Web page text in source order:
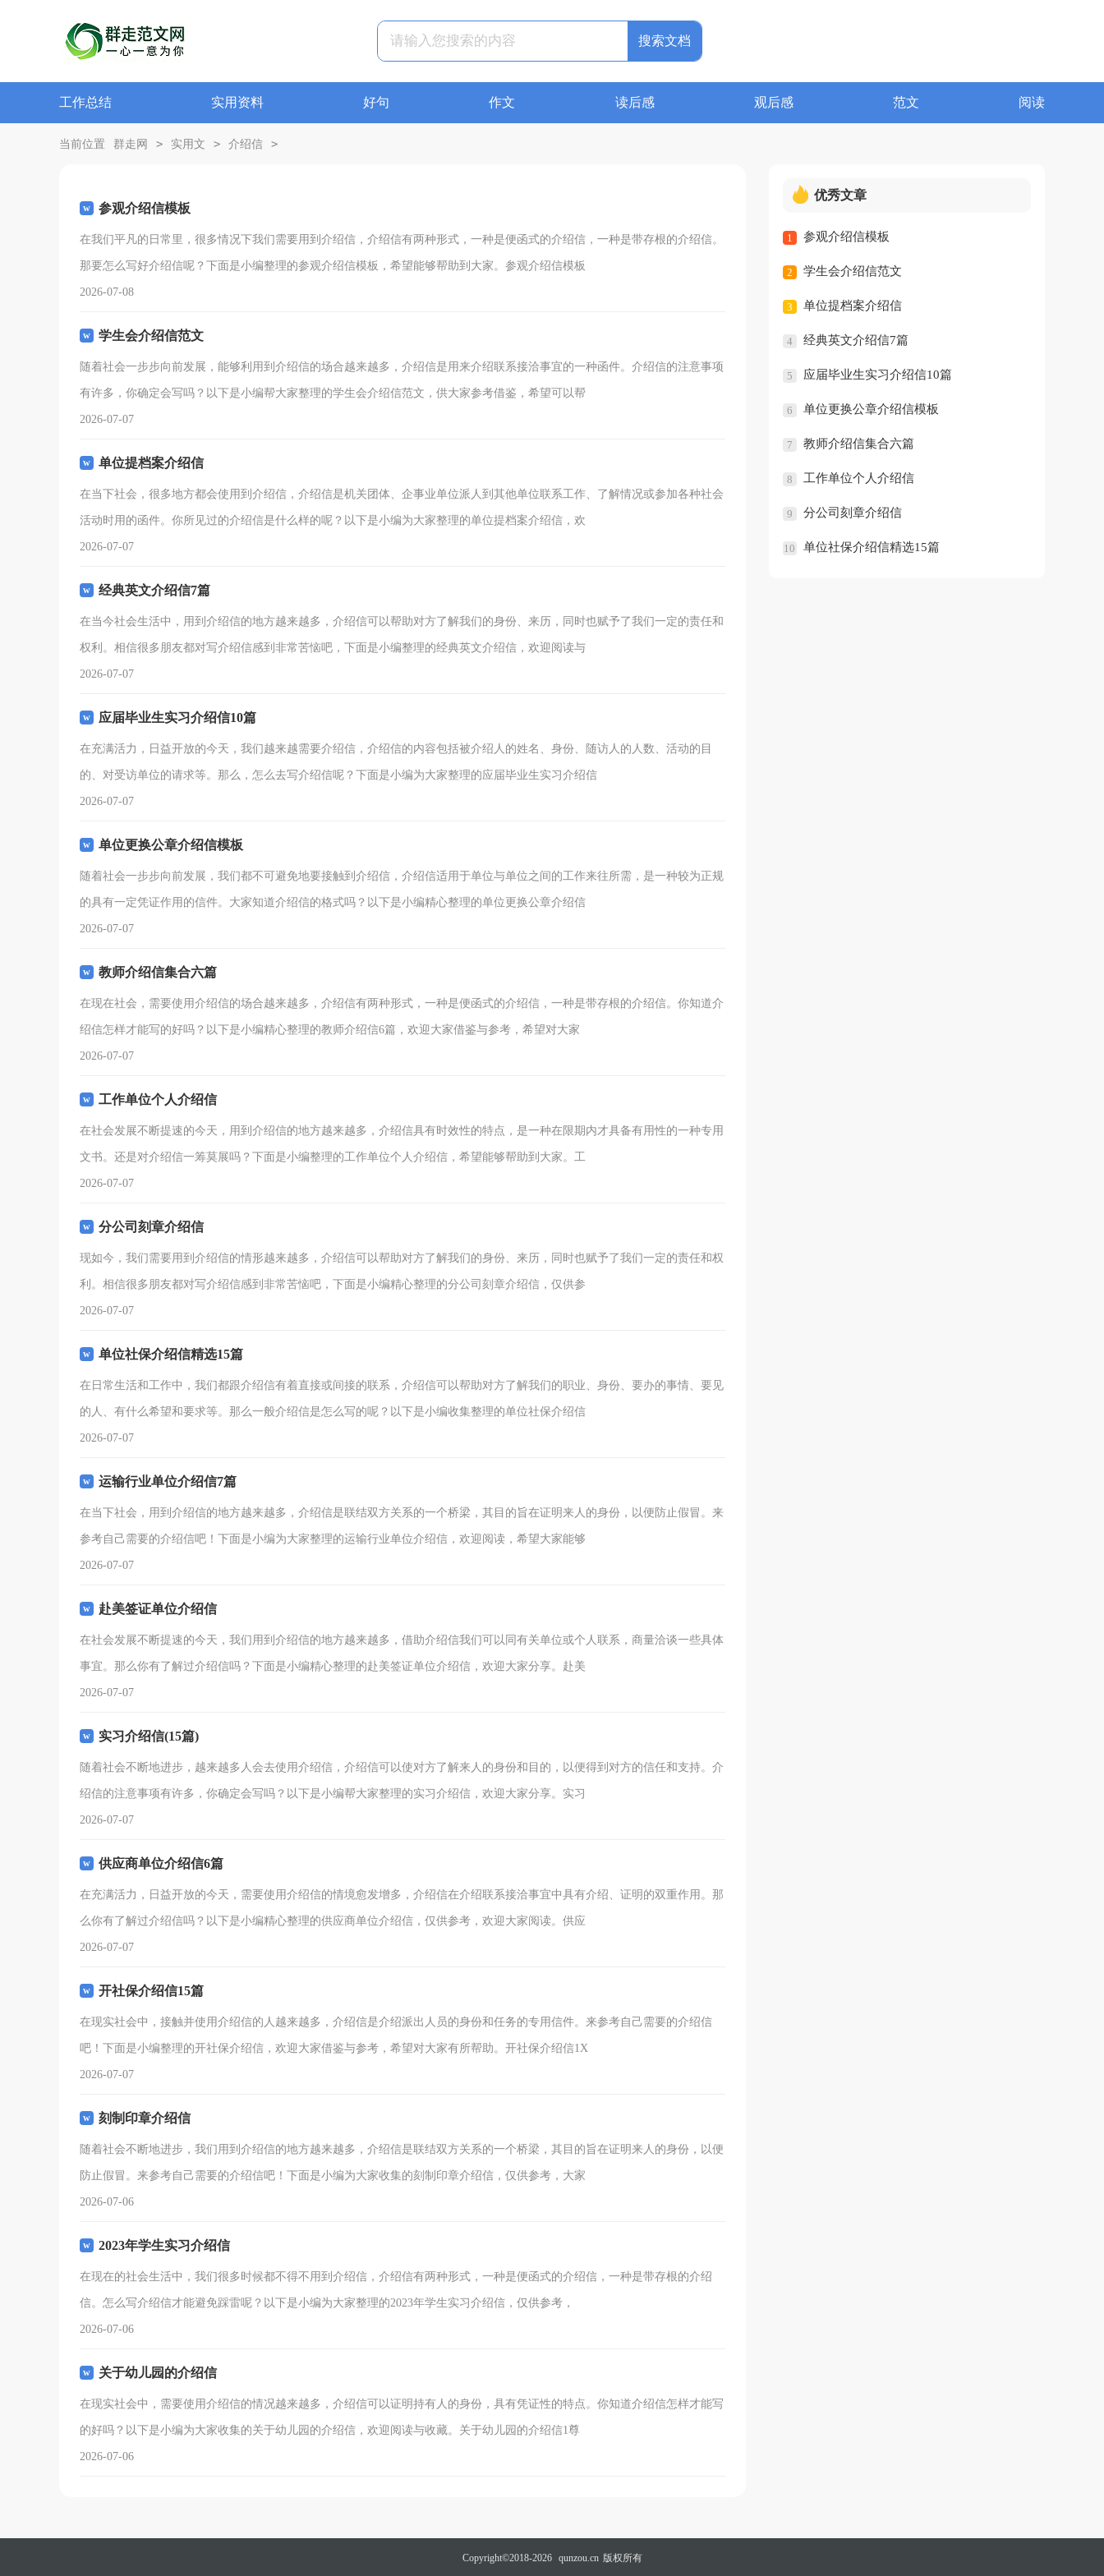
搜索文档
工作总结 实用资料 好句 作文 读后感 观后感 范文 阅读
当前位置 群走网 > 实用文 > 介绍信 >
参观介绍信模板
在我们平凡的日常里，很多情况下我们需要用到介绍信，介绍信有两种形式，一种是便函式的介绍信，一种是带存根的介绍信。
那要怎么写好介绍信呢？下面是小编整理的参观介绍信模板，希望能够帮助到大家。参观介绍信模板
2026-07-08
学生会介绍信范文
随着社会一步步向前发展，能够利用到介绍信的场合越来越多，介绍信是用来介绍联系接洽事宜的一种函件。介绍信的注意事项
有许多，你确定会写吗？以下是小编帮大家整理的学生会介绍信范文，供大家参考借鉴，希望可以帮
2026-07-07
单位提档案介绍信
在当下社会，很多地方都会使用到介绍信，介绍信是机关团体、企事业单位派人到其他单位联系工作、了解情况或参加各种社会
活动时用的函件。你所见过的介绍信是什么样的呢？以下是小编为大家整理的单位提档案介绍信，欢
2026-07-07
经典英文介绍信7篇
在当今社会生活中，用到介绍信的地方越来越多，介绍信可以帮助对方了解我们的身份、来历，同时也赋予了我们一定的责任和
权利。相信很多朋友都对写介绍信感到非常苦恼吧，下面是小编整理的经典英文介绍信，欢迎阅读与
2026-07-07
应届毕业生实习介绍信10篇
在充满活力，日益开放的今天，我们越来越需要介绍信，介绍信的内容包括被介绍人的姓名、身份、随访人的人数、活动的目
的、对受访单位的请求等。那么，怎么去写介绍信呢？下面是小编为大家整理的应届毕业生实习介绍信
2026-07-07
单位更换公章介绍信模板
随着社会一步步向前发展，我们都不可避免地要接触到介绍信，介绍信适用于单位与单位之间的工作来往所需，是一种较为正规
的具有一定凭证作用的信件。大家知道介绍信的格式吗？以下是小编精心整理的单位更换公章介绍信
2026-07-07
教师介绍信集合六篇
在现在社会，需要使用介绍信的场合越来越多，介绍信有两种形式，一种是便函式的介绍信，一种是带存根的介绍信。你知道介
绍信怎样才能写的好吗？以下是小编精心整理的教师介绍信6篇，欢迎大家借鉴与参考，希望对大家
2026-07-07
工作单位个人介绍信
在社会发展不断提速的今天，用到介绍信的地方越来越多，介绍信具有时效性的特点，是一种在限期内才具备有用性的一种专用
文书。还是对介绍信一筹莫展吗？下面是小编整理的工作单位个人介绍信，希望能够帮助到大家。工
2026-07-07
分公司刻章介绍信
现如今，我们需要用到介绍信的情形越来越多，介绍信可以帮助对方了解我们的身份、来历，同时也赋予了我们一定的责任和权
利。相信很多朋友都对写介绍信感到非常苦恼吧，下面是小编精心整理的分公司刻章介绍信，仅供参
2026-07-07
单位社保介绍信精选15篇
在日常生活和工作中，我们都跟介绍信有着直接或间接的联系，介绍信可以帮助对方了解我们的职业、身份、要办的事情、要见
的人、有什么希望和要求等。那么一般介绍信是怎么写的呢？以下是小编收集整理的单位社保介绍信
2026-07-07
运输行业单位介绍信7篇
在当下社会，用到介绍信的地方越来越多，介绍信是联结双方关系的一个桥梁，其目的旨在证明来人的身份，以便防止假冒。来
参考自己需要的介绍信吧！下面是小编为大家整理的运输行业单位介绍信，欢迎阅读，希望大家能够
2026-07-07
赴美签证单位介绍信
在社会发展不断提速的今天，我们用到介绍信的地方越来越多，借助介绍信我们可以同有关单位或个人联系，商量洽谈一些具体
事宜。那么你有了解过介绍信吗？下面是小编精心整理的赴美签证单位介绍信，欢迎大家分享。赴美
2026-07-07
实习介绍信(15篇)
随着社会不断地进步，越来越多人会去使用介绍信，介绍信可以使对方了解来人的身份和目的，以便得到对方的信任和支持。介
绍信的注意事项有许多，你确定会写吗？以下是小编帮大家整理的实习介绍信，欢迎大家分享。实习
2026-07-07
供应商单位介绍信6篇
在充满活力，日益开放的今天，需要使用介绍信的情境愈发增多，介绍信在介绍联系接洽事宜中具有介绍、证明的双重作用。那
么你有了解过介绍信吗？以下是小编精心整理的供应商单位介绍信，仅供参考，欢迎大家阅读。供应
2026-07-07
开社保介绍信15篇
在现实社会中，接触并使用介绍信的人越来越多，介绍信是介绍派出人员的身份和任务的专用信件。来参考自己需要的介绍信
吧！下面是小编整理的开社保介绍信，欢迎大家借鉴与参考，希望对大家有所帮助。开社保介绍信1X
2026-07-07
刻制印章介绍信
随着社会不断地进步，我们用到介绍信的地方越来越多，介绍信是联结双方关系的一个桥梁，其目的旨在证明来人的身份，以便
防止假冒。来参考自己需要的介绍信吧！下面是小编为大家收集的刻制印章介绍信，仅供参考，大家
2026-07-06
2023年学生实习介绍信
在现在的社会生活中，我们很多时候都不得不用到介绍信，介绍信有两种形式，一种是便函式的介绍信，一种是带存根的介绍
信。怎么写介绍信才能避免踩雷呢？以下是小编为大家整理的2023年学生实习介绍信，仅供参考，
2026-07-06
关于幼儿园的介绍信
在现实社会中，需要使用介绍信的情况越来越多，介绍信可以证明持有人的身份，具有凭证性的特点。你知道介绍信怎样才能写
的好吗？以下是小编为大家收集的关于幼儿园的介绍信，欢迎阅读与收藏。关于幼儿园的介绍信1尊
2026-07-06
优秀文章
1 参观介绍信模板
2 学生会介绍信范文
3 单位提档案介绍信
4 经典英文介绍信7篇
5 应届毕业生实习介绍信10篇
6 单位更换公章介绍信模板
7 教师介绍信集合六篇
8 工作单位个人介绍信
9 分公司刻章介绍信
10 单位社保介绍信精选15篇
Copyright©2018-2026 qunzou.cn 版权所有